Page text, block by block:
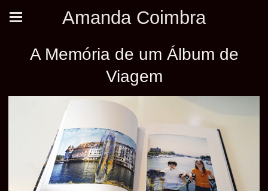
Amanda Coimbra
A Memória de um Álbum de
Viagem